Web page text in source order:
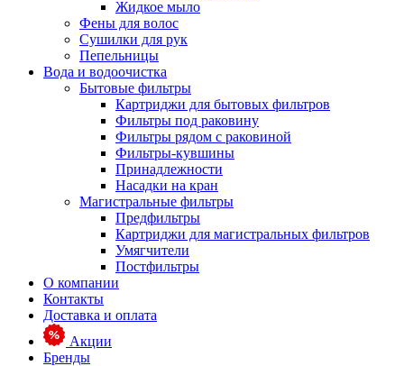
Жидкое мыло
Фены для волос
Сушилки для рук
Пепельницы
Вода и водоочистка
Бытовые фильтры
Картриджи для бытовых фильтров
Фильтры под раковину
Фильтры рядом с раковиной
Фильтры-кувшины
Принадлежности
Насадки на кран
Магистральные фильтры
Предфильтры
Картриджи для магистральных фильтров
Умягчители
Постфильтры
О компании
Контакты
Доставка и оплата
Акции
Бренды